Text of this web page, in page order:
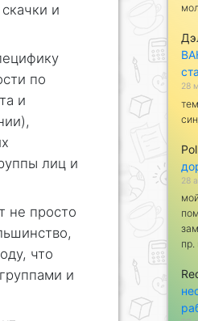
и
по
и
лиц и
не просто
что
и
28
28
пр.